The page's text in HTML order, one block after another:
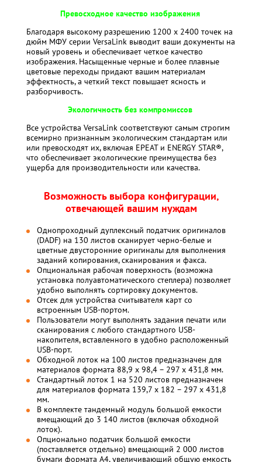
Превосходное качество изображения
Благодаря высокому разрешению 1200 x 2400 точек на
дюйм МФУ серии VersaLink выводит ваши документы на
новый уровень и обеспечивает четкое качество
изображения. Насыщенные черные и более плавные
цветовые переходы придают вашим материалам
эффектность, а четкий текст повышает ясность и
разборчивость.
Экологичность без компромиссов
Все устройства VersaLink соответствуют самым строгим
всемирно признанным экологическим стандартам или
или превосходят их, включая EPEAT и ENERGY STAR®,
что обеспечивает экологические преимущества без
ущерба для производительности или качества.
Возможность выбора конфигурации,
отвечающей вашим нуждам
Однопроходный дуплексный податчик оригиналов
(DADF) на 130 листов сканирует черно-белые и
цветные двусторонние оригиналы для выполнения
заданий копирования, сканирования и факса.
Опциональная рабочая поверхность (возможна
установка полуавтоматического степлера) позволяет
удобно выполнять сортировку документов.
Отсек для устройства считывателя карт со
встроенным USB-портом.
Пользователи могут выполнять задания печати или
сканирования с любого стандартного USB-
накопителя, вставленного в удобно расположенный
USB-порт.
Обходной лоток на 100 листов предназначен для
материалов формата 88,9 x 98,4 – 297 x 431,8 мм.
Стандартный лоток 1 на 520 листов предназначен
для материалов формата 139,7 x 182 – 297 x 431,8
мм.
В комплекте тандемный модуль большой емкости
вмещающий до 3 140 листов (включая обходной
лоток).
Опционально податчик большой емкости
(поставляется отдельно) вмещающий 2 000 листов
бумаги формата A4, увеличивающий общую емкость